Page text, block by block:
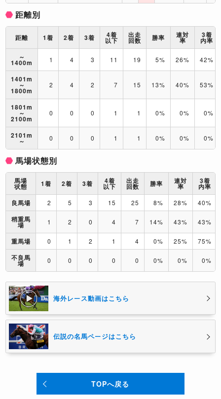
距離別
距離 1着 2着 3着 4着
以下
出走
回数 勝率 連対
率
3着
内率
～
1400m 1 4 3 11 19 5% 26% 42%
1401m
～
1800m
2 4 2 7 15 13% 40% 53%
1801m
～
2100m
0 0 0 1 1 0% 0% 0%
2101m
～ 0 0 0 1 1 0% 0% 0%
馬場状態別
馬場
状態 1着 2着 3着 4着
以下
出走
回数 勝率 連対
率
3着
内率
良馬場
2 5 3 15 25 8% 28% 40%
稍重馬
場 1 2 0 4 7 14% 43% 43%
重馬場 0 1 2 1 4 0% 25% 75%
不良馬
場 0 0 0 0 0 0% 0% 0%
海外レース動画はこちら
伝説の名馬ページはこちら
TOPへ戻る